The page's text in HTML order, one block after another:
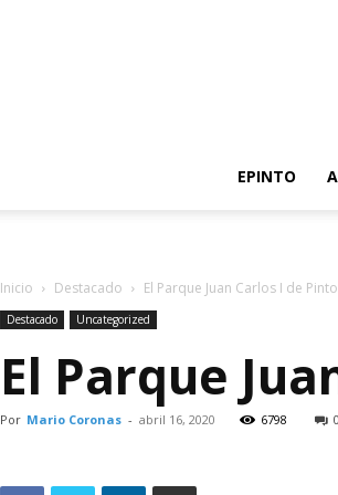
EPINTO
Inicio Destacado El Parque Juan Carlos I de Pinto
Destacado Uncategorized
El Parque
Por Mario Coronas - abril 16, 2020 6798 0